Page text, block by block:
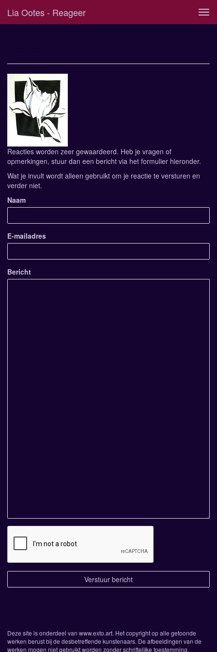
Lia Ootes - Reageer
Reacties worden zeer gewaardeerd. Heb je vragen of
opmerkingen, stuur dan een bericht via het formulier hieronder.
Wat je invult wordt alleen gebruikt om je reactie te versturen en
verder niet.
Naam
E-mailadres
Bericht
Deze site is onderdeel van www.exto.art. Het copyright op alle getoonde
werken berust bij de desbetreffende kunstenaars. De afbeeldingen van de
werken mogen niet gebruikt worden zonder schriftelijke toestemming.